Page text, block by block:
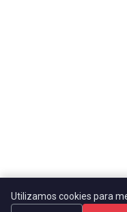
Utilizamos cookies para